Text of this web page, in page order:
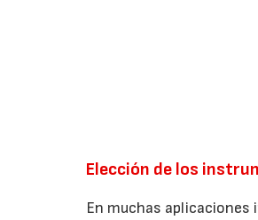
Elección de los
En muchas aplicaciones